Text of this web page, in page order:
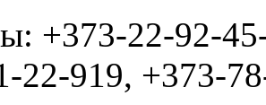
+373-22-92-
22-919, +373-